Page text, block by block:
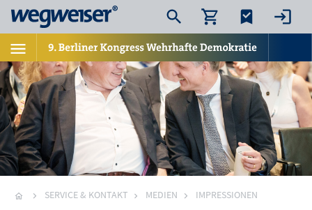
SERVICE & KONTAKT MEDIEN IMPRESSIONEN